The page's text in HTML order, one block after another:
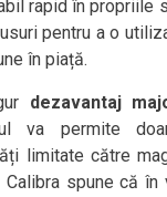
rapid în propriile
pentru a o
în piață.
dezavantaj
va permite
limitate către
Calibra spune că